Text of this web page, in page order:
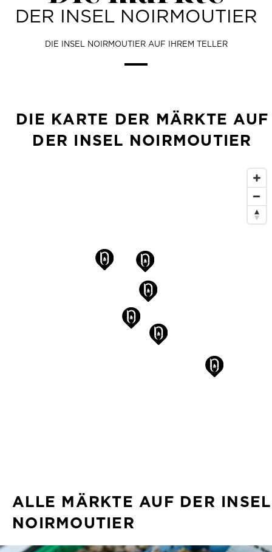
DER INSEL NOIRMOUTIER
DIE INSEL NOIRMOUTIER AUF IHREM TELLER
DIE KARTE DER MÄRKTE AUF
DER INSEL NOIRMOUTIER
ALLE MÄRKTE AUF DER INSEL
NOIRMOUTIER